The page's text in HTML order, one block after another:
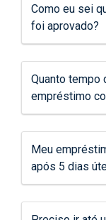
Como eu sei
foi aprovado?
Quanto tempo
empréstimo
Meu
após 5 dias